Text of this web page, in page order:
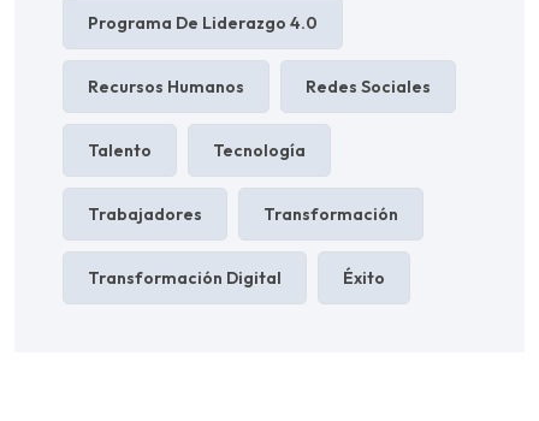
Programa De Liderazgo 4.0
Recursos Humanos Redes Sociales
Talento Tecnología
Trabajadores Transformación
Transformación Digital Éxito